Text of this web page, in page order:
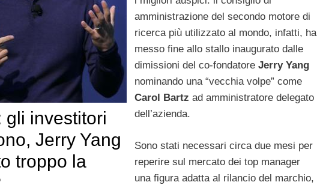
amministrazione del secondo motore di
ricerca più utilizzato al mondo, infatti, ha
messo fine allo stallo inaugurato dalle
dimissioni del co-fondatore Jerry Yang
nominando una “vecchia volpe” come
Carol Bartz ad amministratore delegato
dell’azienda.
Sono stati necessari circa due mesi per
reperire sul mercato dei top manager
una figura adatta al rilancio del marchio,
gli investitori
Jerry Yang
troppo la